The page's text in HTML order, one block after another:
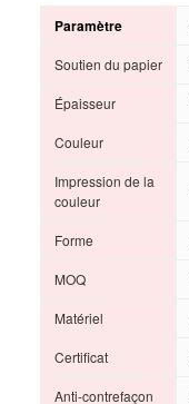
Paramètre
Soutien du papier
Épaisseur
Couleur
Impression de la
couleur
Forme
MOQ
Matériel
Certificat
Anti-contrefaçon